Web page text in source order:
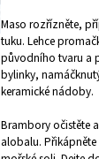
Maso rozřízněte,
tuku. Lehce
původního tvaru a
bylinky,
keramické nádoby.
Brambory očistěte
alobalu.